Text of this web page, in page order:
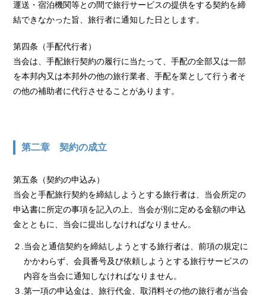
運送・宿泊機関等との間で旅行サービスの提供をする契約を締
結できなかった旨、旅行者に通知した日とします。
第四条（手配代行者）
当会は、手配旅行契約の履行に当たって、手配の全部又は一部
を本邦内又は本邦外の他の旅行業者、手配を業として行う者そ
の他の補助者に代行させることがあります。
第二章 契約の成立
第五条（契約の申込み）
当会と手配旅行契約を締結しようとする旅行者は、当会所定の
申込書に所定の事項を記入の上、当会が別に定める金額の申込
金とともに、当会に提出しなければなりません。
２.当会と通信契約を締結しようとする旅行者は、前項の規定に
かかわらず、会員番号及び依頼しようとする旅行サービスの
内容を当会に通知しなければなりません。
３.第一項の申込金は、旅行代金、取消料その他の旅行者が当会